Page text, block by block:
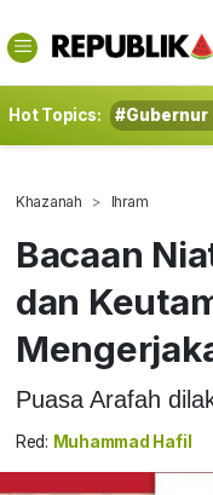
Hot Topics: #Gubernur
Khazanah Ihram
Bacaan
dan
Puasa Arafah
Red: Muhammad Hafil